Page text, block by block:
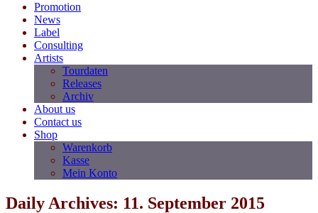
Promotion
News
Label
Consulting
Artists
Tourdaten
Releases
Archiv
About us
Contact us
Shop
Warenkorb
Kasse
Mein Konto
Daily Archives: 11. September 2015